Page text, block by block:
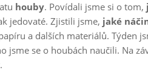
houby. Povídali jsme si o tom,
jedovaté. Zjistili jsme, jaké
a dalších materiálů. Týden
jsme se o houbách naučili. Na